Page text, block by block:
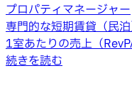
プロパティマネージャー
専門的な短期賃貸（民
1室あたりの売上（
続きを読む